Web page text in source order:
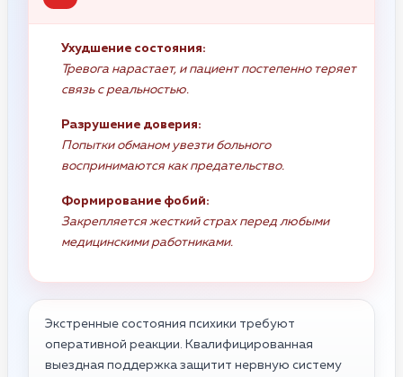
Ухудшение состояния:
Тревога нарастает, и пациент постепенно теряет
связь с реальностью.
Разрушение доверия:
Попытки обманом увезти больного
воспринимаются как предательство.
Формирование фобий:
Закрепляется жесткий страх перед любыми
медицинскими работниками.
Экстренные состояния психики требуют
оперативной реакции. Квалифицированная
выездная поддержка защитит нервную систему